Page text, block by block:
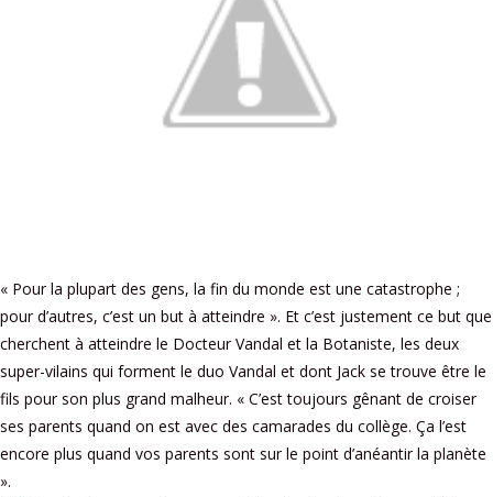
« Pour la plupart des gens, la fin du monde est une catastrophe ;
pour d’autres, c’est un but à atteindre ». Et c’est justement ce but que
cherchent à atteindre le Docteur Vandal et la Botaniste, les deux
super-vilains qui forment le duo Vandal et dont Jack se trouve être le
fils pour son plus grand malheur. « C’est toujours gênant de croiser
ses parents quand on est avec des camarades du collège. Ça l’est
encore plus quand vos parents sont sur le point d’anéantir la planète
».